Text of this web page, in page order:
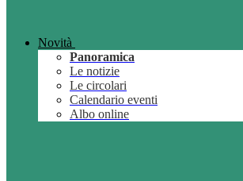
Novità
Panoramica
Le notizie
Le circolari
Calendario eventi
Albo online